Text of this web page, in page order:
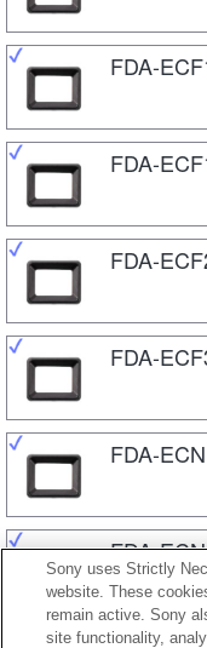
FDA-
FDA-
FDA-
FDA-
FDA-
FDA-
Sony uses Strictly
website. These
remain active. Sony
site functionality,